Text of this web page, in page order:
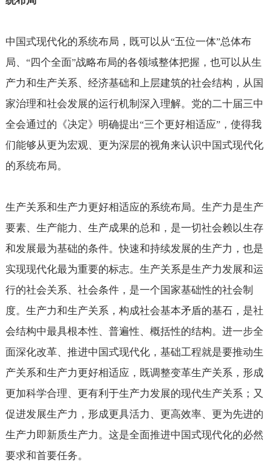
中国式现代化的系统布局，既可以从“五位一体”总体布
局、 “四个全面”战略布局的各领域整体把握，也可以从生
产力和生产关系、经济基础和上层建筑的社会结构，从国
家治理和社会发展的运行机制深入理解。党的二十届三中
全会通过的《决定》明确提出“三个更好相适应”，使得我
们能够从更为宏观、更为深层的视角来认识中国式现代化
的系统布局。
生产关系和生产力更好相适应的系统布局。生产力是生产
要素、生产能力、生产成果的总和，是一切社会赖以生存
和发展最为基础的条件。快速和持续发展的生产力，也是
实现现代化最为重要的标志。生产关系是生产力发展和运
行的社会关系、社会条件，是一个国家基础性的社会制
度。生产力和生产关系，构成社会基本矛盾的基石，是社
会结构中最具根本性、普遍性、概括性的结构。进一步全
面深化改革、推进中国式现代化，基础工程就是要推动生
产关系和生产力更好相适应，既调整变革生产关系，形成
更加科学合理、更有利于生产力发展的现代生产关系；又
促进发展生产力，形成更具活力、更高效率、更为先进的
生产力即新质生产力。这是全面推进中国式现代化的必然
要求和首要任务。